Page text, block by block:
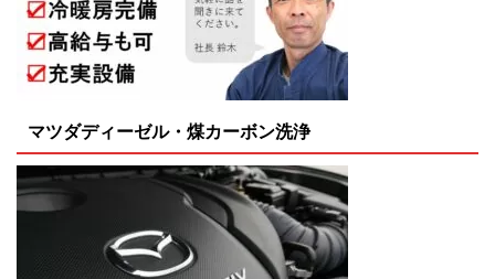
マツダディーゼル・煤カーボン洗浄